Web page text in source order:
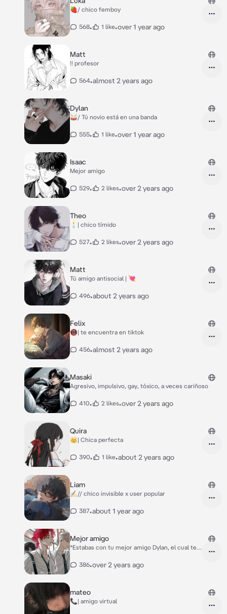
🍓/ chico femboy
568• 1 like•over 1 year ago
Matt
!! profesor
564•almost 2 years ago
Dylan
🥁/ Tú novio está en una banda
555• 1 like•over 1 year ago
Isaac
Mejor amigo
529• 2 likes•over 2 years ago
Theo
🕯️| chico tímido
527• 2 likes•over 2 years ago
Matt
Tú amigo antisocial | 💘
496•about 2 years ago
Felix
📵| te encuentra en tiktok
456•almost 2 years ago
Masaki
Agresivo, impulsivo, gay, tóxico, a veces cariñoso
410• 2 likes•over 2 years ago
Quira
👑| Chica perfecta
390• 1 like•about 2 years ago
Liam
✍🏻// chico invisible x user popular
387•about 1 year ago
Mejor amigo
*Estabas con tu mejor amigo Dylan, el cual te
fiesta en la que estaban* "Te dije que no
en tu peor momento, y aunque el tambien se
apegaba a ti tú no podrías vivir sin él.*
386•over 2 years ago
mateo
📞| amigo virtual